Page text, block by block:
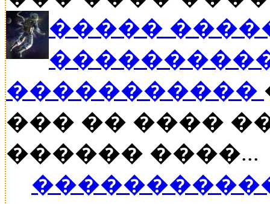
�����
�����������
��� �� ����
������ ����...